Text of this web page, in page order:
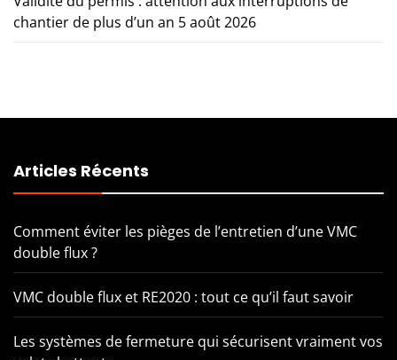
chantier de plus d’un an 5 août 2026
Articles Récents
Comment éviter les pièges de l’entretien d’une VMC
double flux ?
VMC double flux et RE2020 : tout ce qu’il faut savoir
Les systèmes de fermeture qui sécurisent vraiment vos